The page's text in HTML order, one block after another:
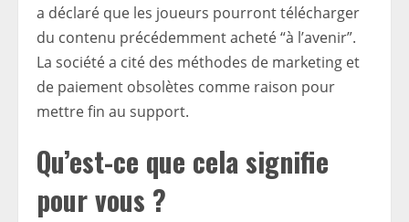
a déclaré que les joueurs pourront télécharger
du contenu précédemment acheté “à l’avenir”.
La société a cité des méthodes de marketing et
de paiement obsolètes comme raison pour
mettre fin au support.
Qu’est-ce que cela signifie
pour vous ?